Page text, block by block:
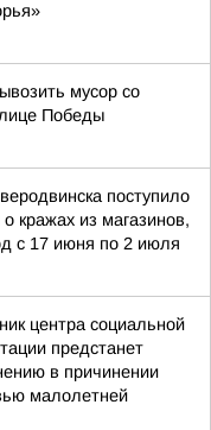
мусор со
Победы
поступило
кражах из магазинов,
с 17 июня по 2 июля
центра социальной
предстанет
в причинении
малолетней